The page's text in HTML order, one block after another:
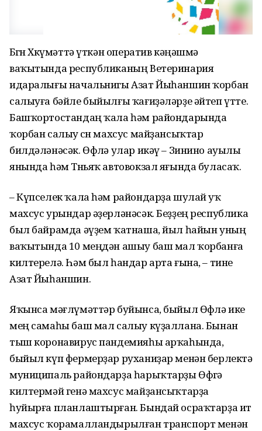
Бөгөн Хөкүмәттә үткән оператив кәңәшмә
ваҡытында республиканың Ветеринария
идаралығы начальнигы Азат Йыһаншин ҡорбан
салыуға бәйле быйылғы ҡағиҙәләрҙе әйтеп үтте.
Башҡортостандаң ҡала һәм райондарында
ҡорбан салыу өсөн махсус майҙансыҡтар
билдәләнәсәк. Өфөлә улар икәү – Зинино ауылы
янында һәм Төньяҡ автовокзал яғында буласаҡ.
– Күпселек ҡала һәм райондарҙа шулай уҡ
махсус урындар әҙерләнәсәк. Беҙҙең республика
был байрамда әүҙем ҡатнаша, йыл һайын уның
ваҡытында 10 меңдән ашыу баш мал ҡорбанға
килтерелә. Һәм был һандар арта ғына, – тине
Азат Йыһаншин.
Яҡынса мәғлүмәттәр буйынса, быйыл Өфөлә ике
мең самаһы баш мал салыу күҙаллана. Бынан
тыш коронавирус пандемияһы арҡаһында,
быйыл күп фермерҙар руханиҙар менән берлектә
муниципаль райондарҙа һарыҡтарҙы Өфөгә
килтермәй генә махсус майҙансыҡтарҙа
һуйырға планлаштырған. Бындай осраҡтарҙа ит
махсус ҡорамалландырылған транспорт менән